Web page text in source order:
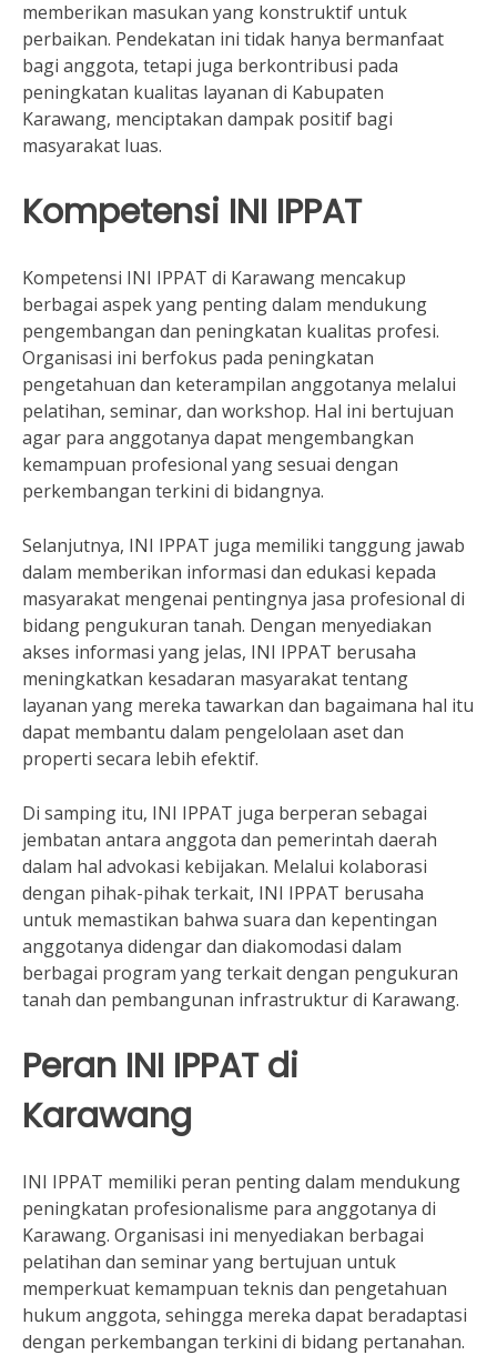
memberikan masukan yang konstruktif untuk
perbaikan. Pendekatan ini tidak hanya bermanfaat
bagi anggota, tetapi juga berkontribusi pada
peningkatan kualitas layanan di Kabupaten
Karawang, menciptakan dampak positif bagi
masyarakat luas.
Kompetensi INI IPPAT
Kompetensi INI IPPAT di Karawang mencakup
berbagai aspek yang penting dalam mendukung
pengembangan dan peningkatan kualitas profesi.
Organisasi ini berfokus pada peningkatan
pengetahuan dan keterampilan anggotanya melalui
pelatihan, seminar, dan workshop. Hal ini bertujuan
agar para anggotanya dapat mengembangkan
kemampuan profesional yang sesuai dengan
perkembangan terkini di bidangnya.
Selanjutnya, INI IPPAT juga memiliki tanggung jawab
dalam memberikan informasi dan edukasi kepada
masyarakat mengenai pentingnya jasa profesional di
bidang pengukuran tanah. Dengan menyediakan
akses informasi yang jelas, INI IPPAT berusaha
meningkatkan kesadaran masyarakat tentang
layanan yang mereka tawarkan dan bagaimana hal itu
dapat membantu dalam pengelolaan aset dan
properti secara lebih efektif.
Di samping itu, INI IPPAT juga berperan sebagai
jembatan antara anggota dan pemerintah daerah
dalam hal advokasi kebijakan. Melalui kolaborasi
dengan pihak-pihak terkait, INI IPPAT berusaha
untuk memastikan bahwa suara dan kepentingan
anggotanya didengar dan diakomodasi dalam
berbagai program yang terkait dengan pengukuran
tanah dan pembangunan infrastruktur di Karawang.
Peran INI IPPAT di
Karawang
INI IPPAT memiliki peran penting dalam mendukung
peningkatan profesionalisme para anggotanya di
Karawang. Organisasi ini menyediakan berbagai
pelatihan dan seminar yang bertujuan untuk
memperkuat kemampuan teknis dan pengetahuan
hukum anggota, sehingga mereka dapat beradaptasi
dengan perkembangan terkini di bidang pertanahan.